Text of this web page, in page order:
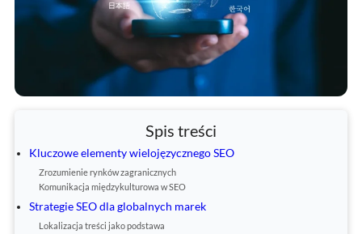
Spis treści
Kluczowe elementy wielojęzycznego SEO
Zrozumienie rynków zagranicznych
Komunikacja międzykulturowa w SEO
Strategie SEO dla globalnych marek
Lokalizacja treści jako podstawa